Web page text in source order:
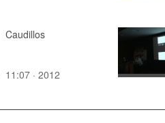
Caudillos
11:07 · 2012